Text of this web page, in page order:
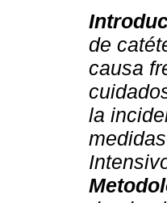
de
causa
la